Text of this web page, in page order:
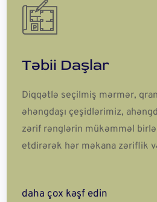
Təbii Daşlar
Diqqətlə seçilmiş mərmər,
əhəngdaşı çeşidlərimiz,
zərif rənglərin mükəmməl
etdirərək hər məkana zəriflik
daha çox kəşf edin